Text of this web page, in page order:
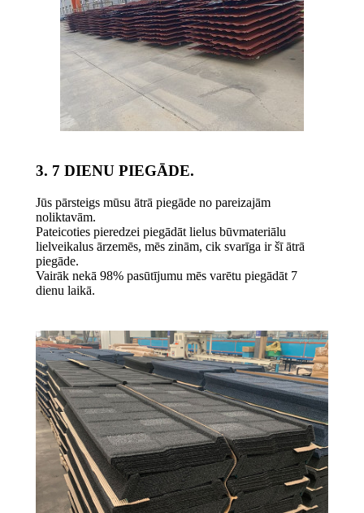
3. 7 DIENU PIEGĀDE.
Jūs pārsteigs mūsu ātrā piegāde no pareizajām
noliktavām.
Pateicoties pieredzei piegādāt lielus būvmateriālu
lielveikalus ārzemēs, mēs zinām, cik svarīga ir šī ātrā
piegāde.
Vairāk nekā 98% pasūtījumu mēs varētu piegādāt 7
dienu laikā.